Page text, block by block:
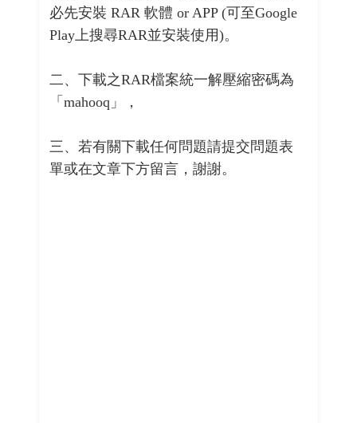
必先安裝 RAR 軟體 or APP (可至Google
Play上搜尋RAR並安裝使用)。
二、下載之RAR檔案統一解壓縮密碼為
「mahooq」，
三、若有關下載任何問題請提交問題表
單或在文章下方留言，謝謝。